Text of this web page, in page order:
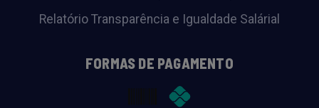
Relatório Transparência e Igualdade Salárial
FORMAS DE PAGAMENTO